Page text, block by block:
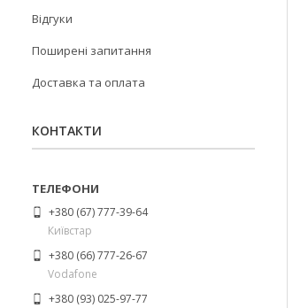
Відгуки
Поширені запитання
Доставка та оплата
КОНТАКТИ
+380 (67) 777-39-64
Київстар
+380 (66) 777-26-67
Vodafone
+380 (93) 025-97-77